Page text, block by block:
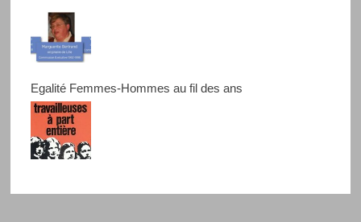
Egalité Femmes-Hommes au fil des ans